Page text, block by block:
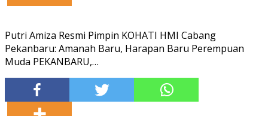
Putri Amiza Resmi Pimpin KOHATI HMI Cabang
Pekanbaru: Amanah Baru, Harapan Baru Perempuan
Muda PEKANBARU,…